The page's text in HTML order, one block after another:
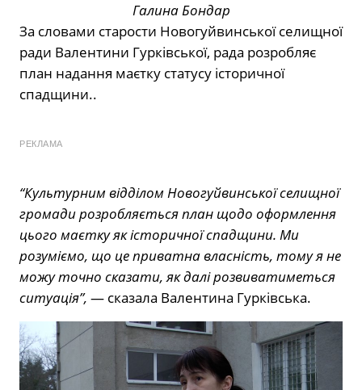
Галина Бондар
За словами старости Новогуйвинської селищної
ради Валентини Гурківської, рада розробляє
план надання маєтку статусу історичної
спадщини..
РЕКЛАМА
“Культурним відділом Новогуйвинської селищної
громади розробляється план щодо оформлення
цього маєтку як історичної спадщини. Ми
розуміємо, що це приватна власність, тому я не
можу точно сказати, як далі розвиватиметься
ситуація”, — сказала Валентина Гурківська.